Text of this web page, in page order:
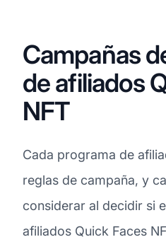
Campañas
de afiliados
NFT
Cada programa de
reglas de campaña, y
considerar al decidir si
afiliados Quick Faces